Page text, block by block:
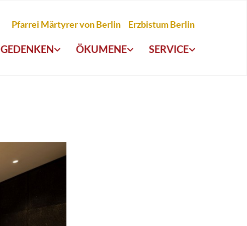
Pfarrei Märtyrer von Berlin Erzbistum Berlin
GEDENKEN ÖKUMENE SERVICE